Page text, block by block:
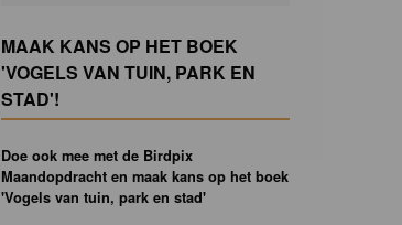
MAAK KANS OP HET BOEK
'VOGELS VAN TUIN, PARK EN
STAD'!
Doe ook mee met de Birdpix
Maandopdracht en maak kans op het boek
'Vogels van tuin, park en stad'